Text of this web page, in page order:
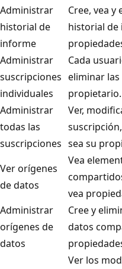
Administrar
historial de
informe
Cree, vea
historial de
Administrar
suscripciones
individuales
Cada
eliminar las
propietario.
Administrar
todas las
suscripciones
Ver,
sea su
Ver orígenes
de datos
Vea
vea
Administrar
orígenes de
datos
Cree y
datos
Ver los